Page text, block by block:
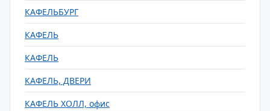
КАФЕЛЬБУРГ
КАФЕЛЬ
КАФЕЛЬ
КАФЕЛЬ, ДВЕРИ
КАФЕЛЬ ХОЛЛ, офис